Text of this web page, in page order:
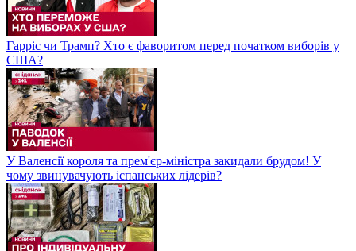
Гарріс чи Трамп? Хто є фаворитом перед початком виборів у
США?
У Валенсії короля та прем'єр-міністра закидали брудом! У
чому звинувачують іспанських лідерів?